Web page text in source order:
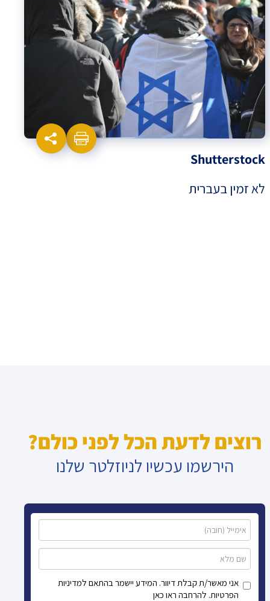
Shutterstock
לא זמין בעברית
רוצים לדעת הכל לפני כולם?
הירשמו עכשיו לניוזלטר שלנו
אני מאשר/ת קבלת דיוור. המידע יישמר בהתאם למדיניות
הפרטיות. להרחבה ראו כאן